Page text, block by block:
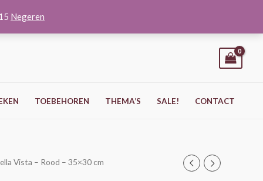
Negeren
TOEBEHOREN THEMA’S SALE! CONTACT
Vista – Rood – 35×30 cm